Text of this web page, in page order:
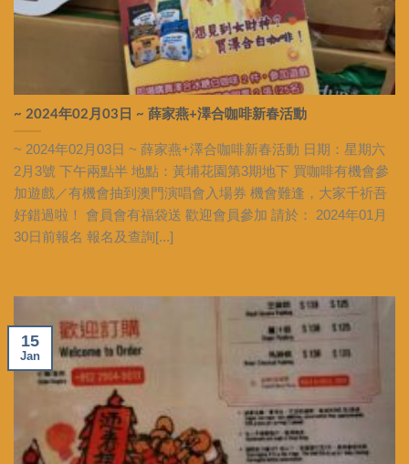
~ 2024年02月03日 ~ 薛家燕+澤合咖啡新春活動
~ 2024年02月03日 ~ 薛家燕+澤合咖啡新春活動 日期：星期六
2月3號 下午兩點半 地點：黃埔花園第3期地下 買咖啡有機會參
加遊戲／有機會抽到澳門演唱會入場券 機會難逢，大家千祈吾
好錯過啦！ 會員會有福袋送 歡迎會員參加 請於： 2024年01月
30日前報名 報名及查詢[...]
15
Jan